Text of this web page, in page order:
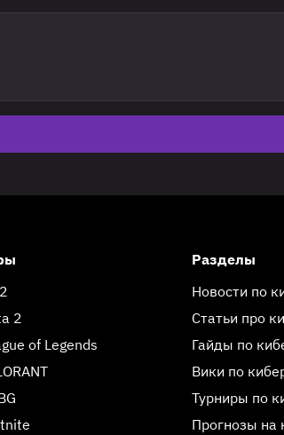
2
of Legends
Разделы
Новости по
Статьи про
Гайды по
Вики по
Турниры по
Прогнозы на